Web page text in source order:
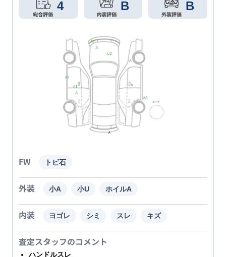
4 B B
FW トビ石
外装 小A 小U ホイルA
内装 ヨゴレ シミ スレ キズ
査定スタッフのコメント
ハンドルスレ